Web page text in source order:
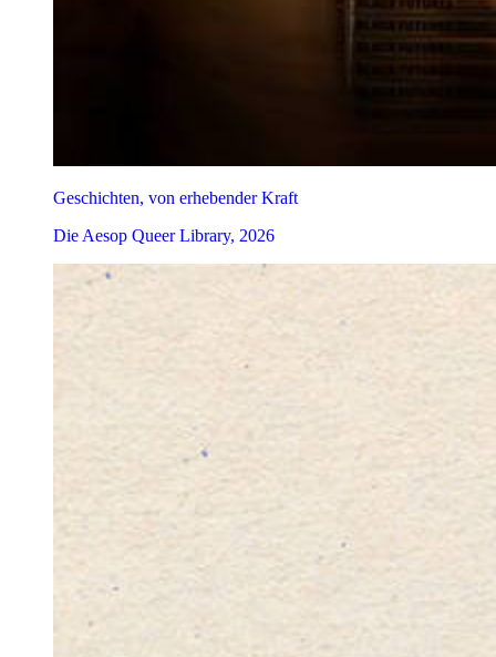
Geschichten, von erhebender Kraft
Die Aesop Queer Library, 2026